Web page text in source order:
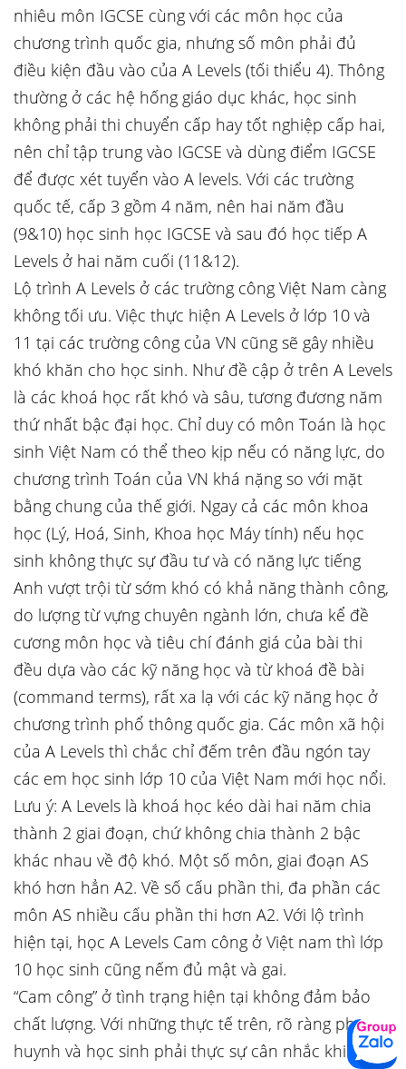
nhiêu môn IGCSE cùng với các môn học của
chương trình quốc gia, nhưng số môn phải đủ
điều kiện đầu vào của A Levels (tối thiểu 4). Thông
thường ở các hệ hống giáo dục khác, học sinh
không phải thi chuyển cấp hay tốt nghiệp cấp hai,
nên chỉ tập trung vào IGCSE và dùng điểm IGCSE
để được xét tuyển vào A levels. Với các trường
quốc tế, cấp 3 gồm 4 năm, nên hai năm đầu
(9&10) học sinh học IGCSE và sau đó học tiếp A
Levels ở hai năm cuối (11&12).
Lộ trình A Levels ở các trường công Việt Nam càng
không tối ưu. Việc thực hiện A Levels ở lớp 10 và
11 tại các trường công của VN cũng sẽ gây nhiều
khó khăn cho học sinh. Như đề cập ở trên A Levels
là các khoá học rất khó và sâu, tương đương năm
thứ nhất bậc đại học. Chỉ duy có môn Toán là học
sinh Việt Nam có thể theo kịp nếu có năng lực, do
chương trình Toán của VN khá nặng so với mặt
bằng chung của thế giới. Ngay cả các môn khoa
học (Lý, Hoá, Sinh, Khoa học Máy tính) nếu học
sinh không thực sự đầu tư và có năng lực tiếng
Anh vượt trội từ sớm khó có khả năng thành công,
do lượng từ vựng chuyên ngành lớn, chưa kể đề
cương môn học và tiêu chí đánh giá của bài thi
đều dựa vào các kỹ năng học và từ khoá đề bài
(command terms), rất xa lạ với các kỹ năng học ở
chương trình phổ thông quốc gia. Các môn xã hội
của A Levels thì chắc chỉ đếm trên đầu ngón tay
các em học sinh lớp 10 của Việt Nam mới học nổi.
Lưu ý: A Levels là khoá học kéo dài hai năm chia
thành 2 giai đoạn, chứ không chia thành 2 bậc
khác nhau về độ khó. Một số môn, giai đoạn AS
khó hơn hẳn A2. Về số cấu phần thi, đa phần các
môn AS nhiều cấu phần thi hơn A2. Với lộ trình
hiện tại, học A Levels Cam công ở Việt nam thì lớp
10 học sinh cũng nếm đủ mật và gai.
“Cam công” ở tình trạng hiện tại không đảm bảo
chất lượng. Với những thực tế trên, rõ ràng phụ
huynh và học sinh phải thực sự cân nhắc khi lựa